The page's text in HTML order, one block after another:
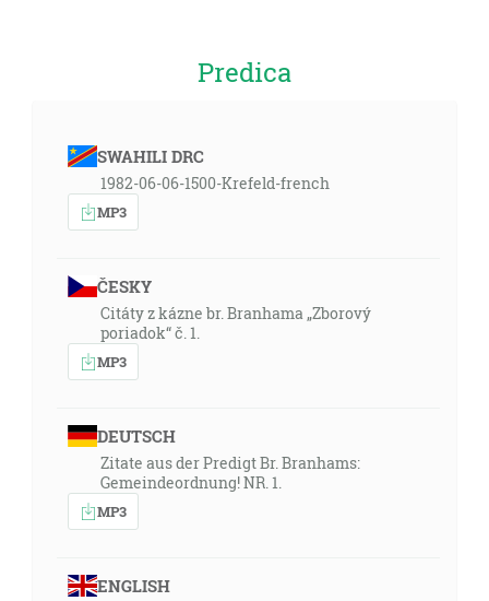
Predica
SWAHILI DRC
1982-06-06-1500-Krefeld-french
MP3
ČESKY
Citáty z kázne br. Branhama „Zborový
poriadok“ č. 1.
MP3
DEUTSCH
Zitate aus der Predigt Br. Branhams:
Gemeindeordnung! NR. 1.
MP3
ENGLISH